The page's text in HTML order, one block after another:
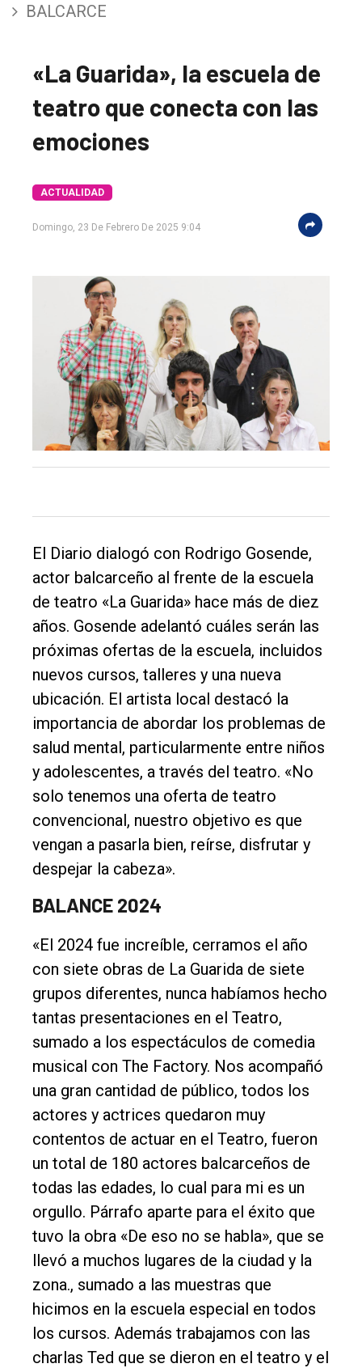
El
único
DIARIO
Balcarce
Inicio
Int.
General
Política
Cultura
Entrevistas
Rural
Deportes
Fúnebres
Edición
Empresa
Nosotros
Contacto
BALCARCE
«La Guarida», la escuela de
teatro que conecta con las
emociones
ACTUALIDAD
Domingo, 23 De Febrero De 2025 9:04
El Diario dialogó con Rodrigo Gosende,
actor balcarceño al frente de la escuela
de teatro «La Guarida» hace más de diez
años. Gosende adelantó cuáles serán las
próximas ofertas de la escuela, incluidos
nuevos cursos, talleres y una nueva
ubicación. El artista local destacó la
importancia de abordar los problemas de
salud mental, particularmente entre niños
y adolescentes, a través del teatro. «No
solo tenemos una oferta de teatro
convencional, nuestro objetivo es que
vengan a pasarla bien, reírse, disfrutar y
despejar la cabeza».
BALANCE 2024
«El 2024 fue increíble, cerramos el año
con siete obras de La Guarida de siete
grupos diferentes, nunca habíamos hecho
tantas presentaciones en el Teatro,
sumado a los espectáculos de comedia
musical con The Factory. Nos acompañó
una gran cantidad de público, todos los
actores y actrices quedaron muy
contentos de actuar en el Teatro, fueron
un total de 180 actores balcarceños de
todas las edades, lo cual para mi es un
orgullo. Párrafo aparte para el éxito que
tuvo la obra «De eso no se habla», que se
llevó a muchos lugares de la ciudad y la
zona., sumado a las muestras que
hicimos en la escuela especial en todos
los cursos. Además trabajamos con las
charlas Ted que se dieron en el teatro y el